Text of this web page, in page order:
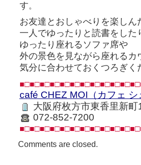
す。
お友達とおしゃべりを楽しん
一人でゆったりと読書をした
ゆったり座れるソファ席や
外の景色を見ながら座れるカ
気分に合わせておくつろぎく
café CHEZ MOI（カフェ シ
大阪府枚方市東香里新町
072-852-7200
Comments are closed.